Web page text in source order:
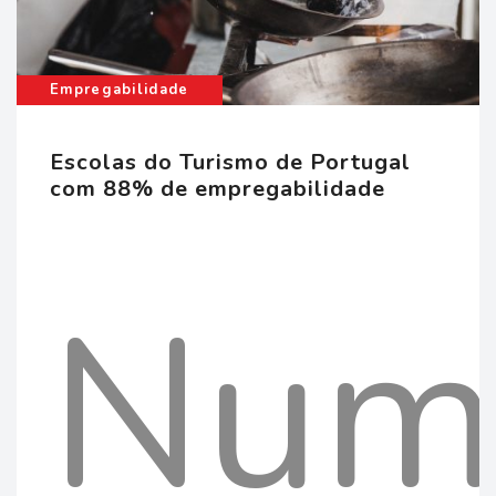
e
para
Empregabilidade
Escolas do Turismo de Portugal
com 88% de empregabilidade